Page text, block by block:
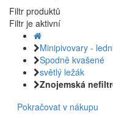
Filtr produktů
Filtr je aktivní
Minipivovary -
Spodně kvašené
světlý ležák
Znojemská
Pokračovat v nákupu